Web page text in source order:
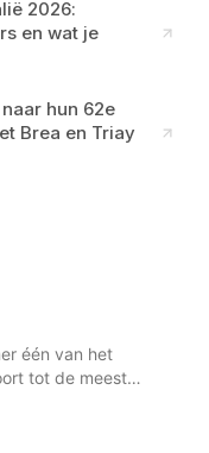
2026:
en wat je
hun 62e
Brea en Triay
één van het
tot de meest
waarmee ze